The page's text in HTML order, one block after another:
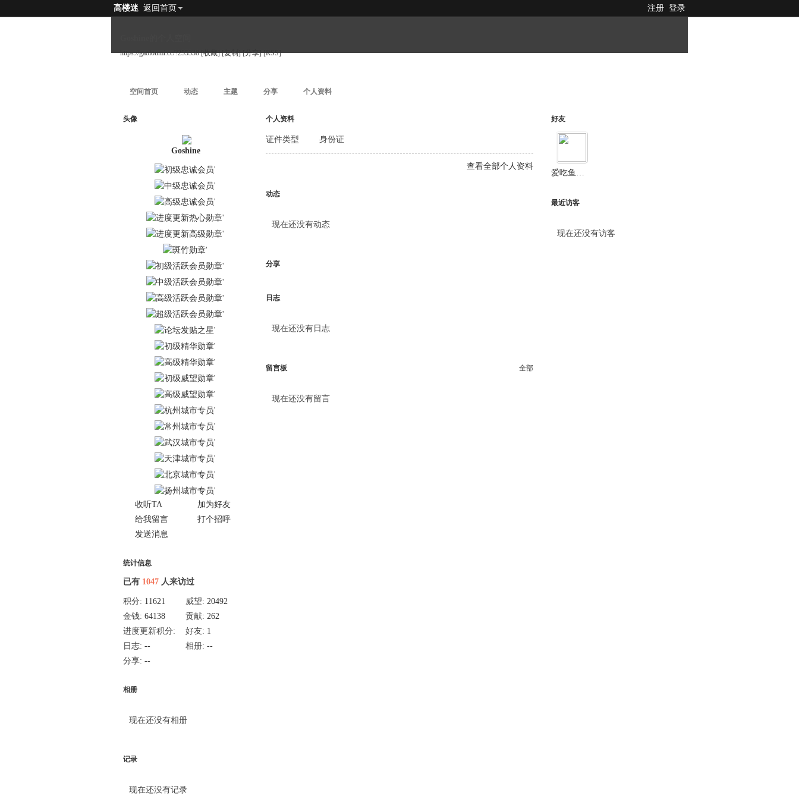
注册 登录
高楼迷 返回首页
https://gaoloumi.cc/?255338 [收藏] [复制] [分享] [RSS]
空间首页 动态 主题 分享 个人资料
头像
Goshine
收听TA
加为好友
给我留言
打个招呼
发送消息
统计信息
已有 1047 人来访过
积分: 11621 威望: 20492
金钱: 64138 贡献: 262
进度更新积分:
2387
好友: 1
日志: -- 相册: --
分享: --
相册
现在还没有相册
记录
现在还没有记录
个人资料
证件类型 身份证
查看全部个人资料
动态
现在还没有动态
分享
日志
现在还没有日志
留言板 全部
现在还没有留言
好友
爱吃鱼的酸土豆
最近访客
现在还没有访客